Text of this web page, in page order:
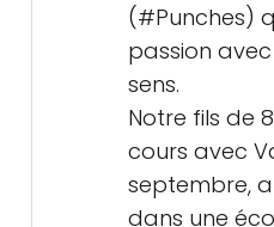
(#Punches)
passion
sens.
Notre fils de
cours avec
septembre,
dans une